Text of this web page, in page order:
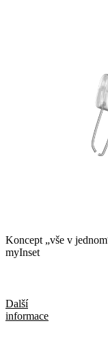
Koncept „vše v
myInset
Další
informace